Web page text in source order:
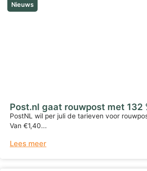
Nieuws
Post.nl gaat rouwpost met 132
PostNL wil per juli de tarieven voor
Van €1,40...
Lees meer